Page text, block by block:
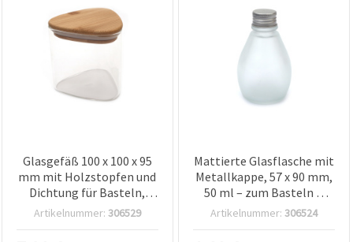
Glasgefäß 100 x 100 x 95
mm mit Holzstopfen und
Dichtung für Basteln,
Deko & Aufbewahrung
Artikelnummer: 306529
Mattierte Glasflasche mit
Metallkappe, 57 x 90 mm,
50 ml – zum Basteln &
Dekorieren
Artikelnummer: 306524